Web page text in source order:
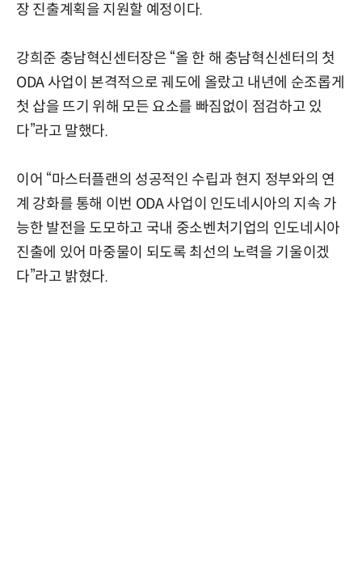
장 진출계획을 지원할 예정이다.
강희준 충남혁신센터장은 “올 한 해 충남혁신센터의 첫
ODA 사업이 본격적으로 궤도에 올랐고 내년에 순조롭게
첫 삽을 뜨기 위해 모든 요소를 빠짐없이 점검하고 있
다”라고 말했다.
이어 “마스터플랜의 성공적인 수립과 현지 정부와의 연
계 강화를 통해 이번 ODA 사업이 인도네시아의 지속 가
능한 발전을 도모하고 국내 중소벤처기업의 인도네시아
진출에 있어 마중물이 되도록 최선의 노력을 기울이겠
다”라고 밝혔다.